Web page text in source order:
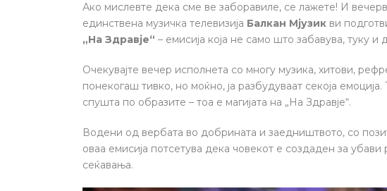
Ако мислевте дека сме ве заборавиле, се лажете! И
единствена музичка телевизија Балкан Мјузик ви
„На Здравје“ – емисија која не само што забавува, туку и
Очекувајте вечер исполнета со многу музика, хитови,
понекогаш тивко, но моќно, ја разбудуваат секоја
спушта по образите – тоа е магијата на „На Здравје“.
Водени од вербата во добрината и заедништвото, со
оваа емисија потсетува дека човекот е создаден за
сеќавања.